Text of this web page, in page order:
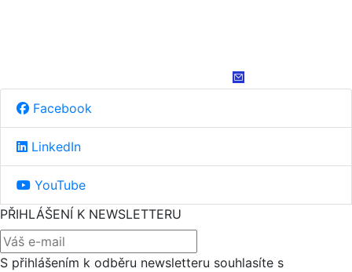
Facebook
LinkedIn
YouTube
PŘIHLÁŠENÍ K NEWSLETTERU
S přihlášením k odběru newsletteru souhlasíte s